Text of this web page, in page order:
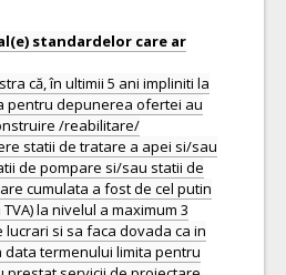
standardelor care ar
că, în ultimii 5 ani impliniti la
pentru depunerea ofertei au
/reabilitare/
statii de tratare a apei si/sau
de pompare si/sau statii de
cumulata a fost de cel putin
la nivelul a maximum 3
si sa faca dovada ca in
data termenului limita pentru